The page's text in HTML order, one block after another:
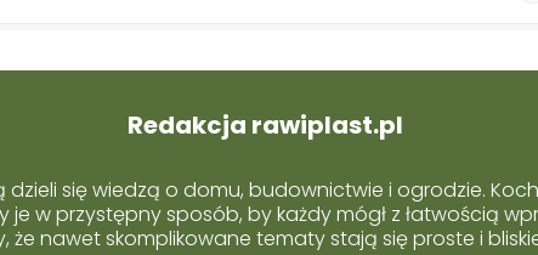
Redakcja rawiplast.pl
dzieli się wiedzą o domu, budownictwie i ogrodzie.
je w przystępny sposób, by każdy mógł z łatwością
że nawet skomplikowane tematy stają się proste i